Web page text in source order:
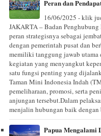
Peran dan
16/06/2025 - klik
JAKARTA – Badan
peran strategisnya sebagai
dengan pemerintah pusat dan
memiliki tanggung jawab utama
kegiatan yang menyangkut
satu fungsi penting yang
Taman Mini Indonesia Indah
pemeliharaan, promosi, serta
anjungan tersebut.Dalam
menjalin hubungan baik
Papua Mengalami